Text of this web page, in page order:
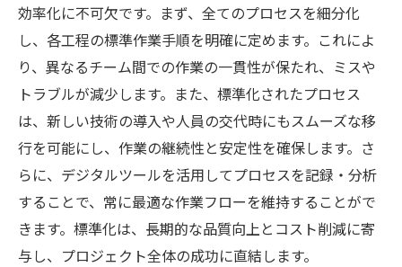
効率化に不可欠です。まず、全てのプロセスを細分化
し、各工程の標準作業手順を明確に定めます。これによ
り、異なるチーム間での作業の一貫性が保たれ、ミスや
トラブルが減少します。また、標準化されたプロセス
は、新しい技術の導入や人員の交代時にもスムーズな移
行を可能にし、作業の継続性と安定性を確保します。さ
らに、デジタルツールを活用してプロセスを記録・分析
することで、常に最適な作業フローを維持することがで
きます。標準化は、長期的な品質向上とコスト削減に寄
与し、プロジェクト全体の成功に直結します。